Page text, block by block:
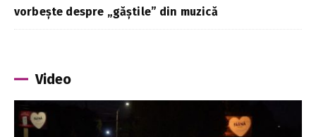
vorbește despre „găștile” din muzică
Video